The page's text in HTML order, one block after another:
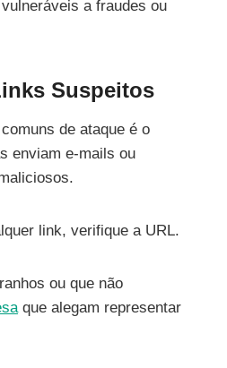
a fraudes ou
Suspeitos
de ataque é o
enviam e-mails ou
link, verifique a URL.
ou que não
que alegam representar